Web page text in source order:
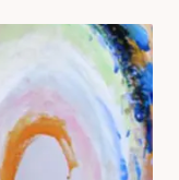
kreativen Freiheit